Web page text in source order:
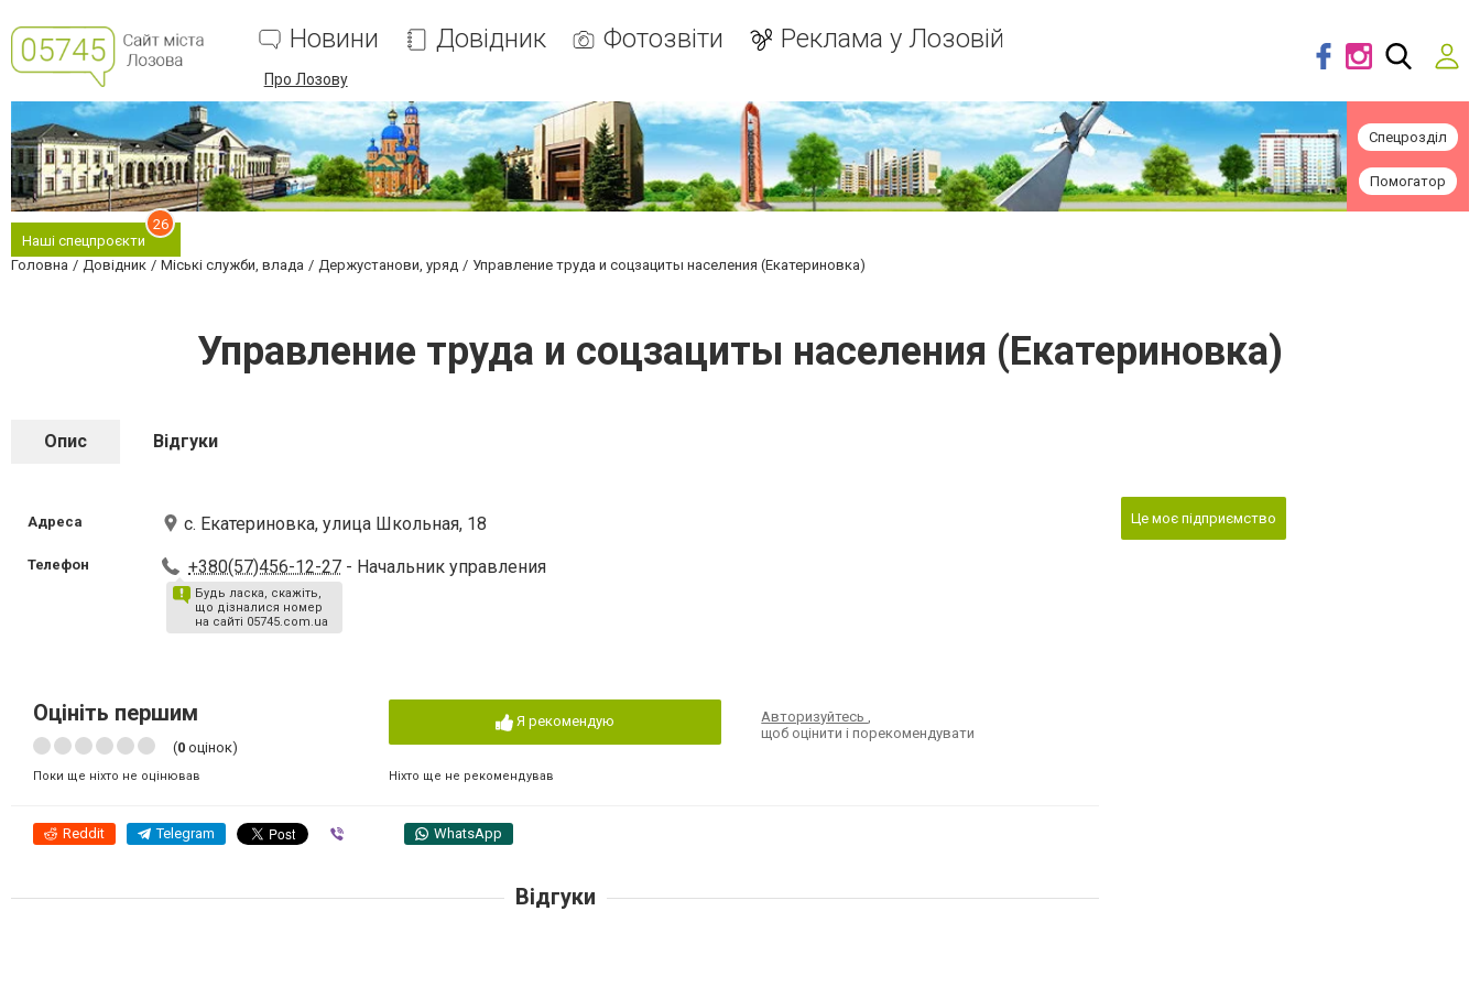
Новини Довідник Фотозвіти Реклама у Лозовій
Про Лозову
Спецрозділ
Помогатор
Наші спецпроєкти
26
Головна Довідник Міські служби, влада Держустанови, уряд Управление труда и соцзациты населения (Екатериновка)
Управление труда и соцзациты населения (Екатериновка)
Опис Відгуки
Адреса с. Екатериновка, улица Школьная, 18
Телефон +380(57)456-12-27 - Начальник управления
Будь ласка, скажіть,
що дізналися номер
на сайті 05745.com.ua
Оцініть першим
(0 оцінок)
Поки ще ніхто не оцінював
Я рекомендую
Ніхто ще не рекомендував
Авторизуйтесь,
щоб оцінити і порекомендувати
Reddit Telegram WhatsApp
Це моє підприємство
Відгуки